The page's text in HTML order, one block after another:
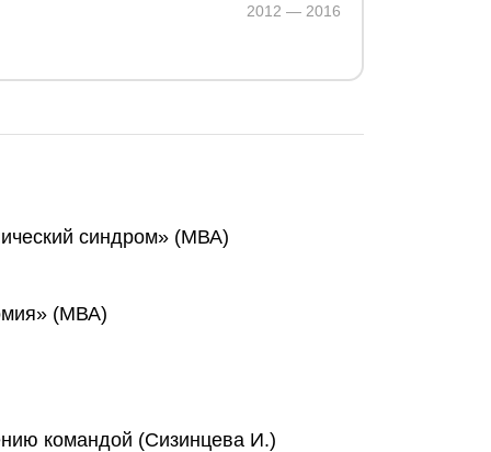
2012 — 2016
синдром» (МВА)
(МВА)
командой (Сизинцева И.)